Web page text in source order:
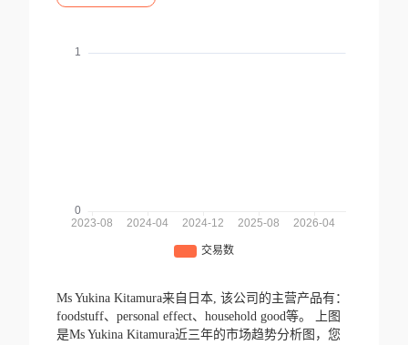
Ms Yukina Kitamura来自日本, 该公司的主营产品有：
foodstuff、personal effect、household good等。
上图
是Ms Yukina Kitamura近三年的市场趋势分析图，您